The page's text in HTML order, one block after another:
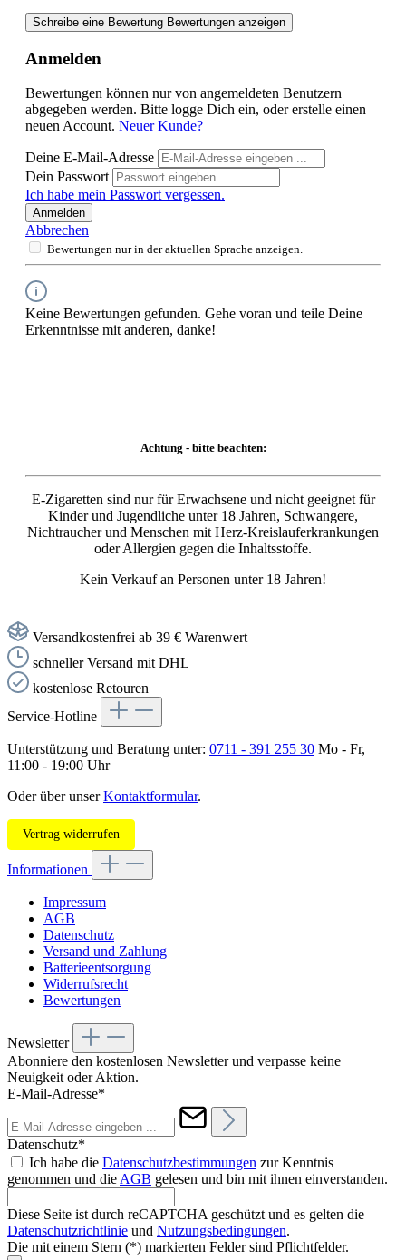
Schreibe eine Bewertung Bewertungen anzeigen
Anmelden
Bewertungen können nur von angemeldeten Benutzern
abgegeben werden. Bitte logge Dich ein, oder erstelle einen
neuen Account. Neuer Kunde?
Deine E-Mail-Adresse
Dein Passwort
Ich habe mein Passwort vergessen.
Anmelden
Abbrechen
Bewertungen nur in der aktuellen Sprache anzeigen.
Keine Bewertungen gefunden. Gehe voran und teile Deine
Erkenntnisse mit anderen, danke!
Achtung - bitte beachten:
E-Zigaretten sind nur für Erwachsene und nicht geeignet für
Kinder und Jugendliche unter 18 Jahren, Schwangere,
Nichtraucher und Menschen mit Herz-Kreislauferkrankungen
oder Allergien gegen die Inhaltsstoffe.
Kein Verkauf an Personen unter 18 Jahren!
Versandkostenfrei ab 39 € Warenwert
schneller Versand mit DHL
kostenlose Retouren
Service-Hotline
Unterstützung und Beratung unter: 0711 - 391 255 30 Mo - Fr,
11:00 - 19:00 Uhr
Oder über unserKontaktformular.
Vertrag widerrufen
Informationen
Impressum
AGB
Datenschutz
Versand und Zahlung
Batterieentsorgung
Widerrufsrecht
Bewertungen
Newsletter
Abonniere den kostenlosen Newsletter und verpasse keine
Neuigkeit oder Aktion.
E-Mail-Adresse*
Datenschutz*
Ich habe die Datenschutzbestimmungen zur Kenntnis
genommen und die AGB gelesen und bin mit ihnen einverstanden.
Diese Seite ist durch reCAPTCHA geschützt und es gelten die
Datenschutzrichtlinie und Nutzungsbedingungen.
Die mit einem Stern (*) markierten Felder sind Pflichtfelder.